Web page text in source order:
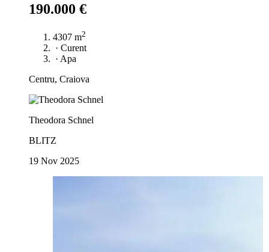
190.000 €
4307 m2
· Curent
· Apa
Centru, Craiova
Theodora Schnel
BLITZ
19 Nov 2025